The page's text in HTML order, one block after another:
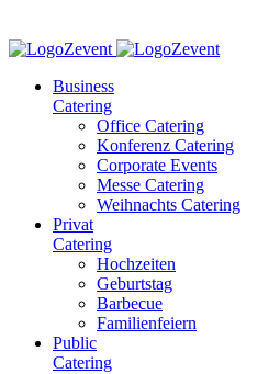
Business
Catering
Office Catering
Konferenz Catering
Corporate Events
Messe Catering
Weihnachts Catering
Privat
Catering
Hochzeiten
Geburtstag
Barbecue
Familienfeiern
Public
Catering